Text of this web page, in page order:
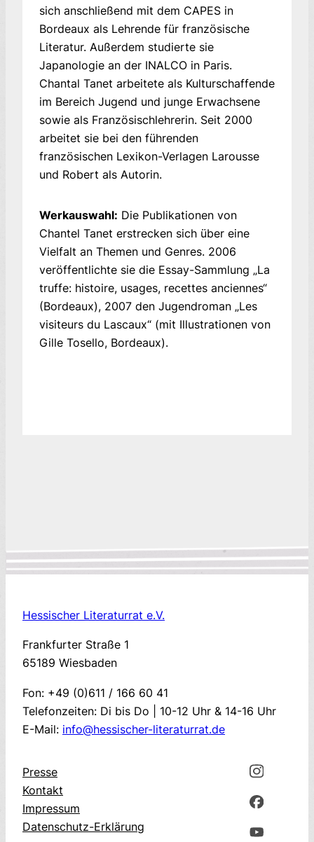
sich anschließend mit dem CAPES in
Bordeaux als Lehrende für französische
Literatur. Außerdem studierte sie
Japanologie an der INALCO in Paris.
Chantal Tanet arbeitete als Kulturschaffende
im Bereich Jugend und junge Erwachsene
sowie als Französischlehrerin. Seit 2000
arbeitet sie bei den führenden
französischen Lexikon-Verlagen Larousse
und Robert als Autorin.
Werkauswahl: Die Publikationen von
Chantel Tanet erstrecken sich über eine
Vielfalt an Themen und Genres. 2006
veröffentlichte sie die Essay-Sammlung „La
truffe: histoire, usages, recettes anciennes“
(Bordeaux), 2007 den Jugendroman „Les
visiteurs du Lascaux“ (mit Illustrationen von
Gille Tosello, Bordeaux).
Hessischer Literaturrat e.V.
Frankfurter Straße 1
65189 Wiesbaden
Fon: +49 (0)611 / 166 60 41
Telefonzeiten: Di bis Do | 10-12 Uhr & 14-16 Uhr
E-Mail: info@hessischer-literaturrat.de
Presse
Kontakt
Impressum
Datenschutz-Erklärung